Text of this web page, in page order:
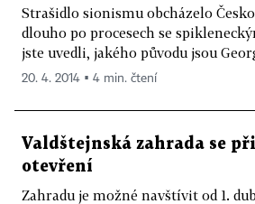
Strašidlo sionismu obcházelo
dlouho po procesech se
jste uvedli, jakého původu jsou
20. 4. 2014 ▪ 4 min. čtení
Valdštejnská zahrada se
otevření
Zahradu je možné navštívit od 1.